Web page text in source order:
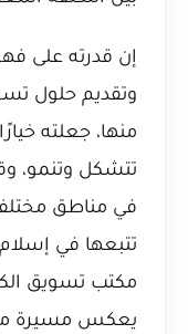
إن قدرته على
وتقديم حلول
منها، جعلته
تتشكل وتنمو،
في مناطق
تتبعها في
مكتب تسويق
يعكس مسيرة من